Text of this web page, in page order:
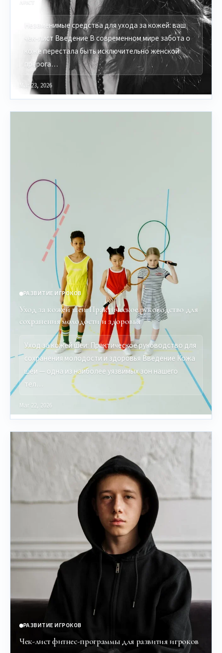
Незаменимые средства для ухода за кожей: ваш
чек-лист Введение В современном мире забота о
коже перестала быть исключительно женской
прерога…
Mar 23, 2026
РАЗВИТИЕ ИГРОКОВ
Уход за кожей шеи: Практическое руководство для
сохранения молодости и здоровья
Уход за кожей шеи: Практическое руководство для
сохранения молодости и здоровья Введение Кожа
шеи — одна из наиболее уязвимых зон нашего
тел…
Mar 22, 2026
РАЗВИТИЕ ИГРОКОВ
Чек-лист фитнес-программы для развития игроков